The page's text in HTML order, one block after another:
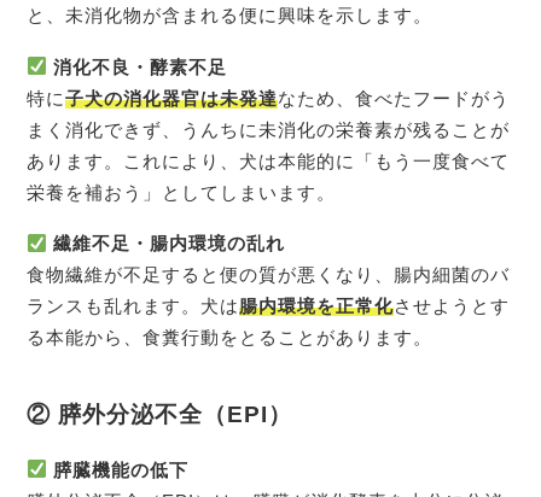
と、未消化物が含まれる便に興味を示します。
消化不良・酵素不足
特に子犬の消化器官は未発達なため、食べたフードがう
まく消化できず、うんちに未消化の栄養素が残ることが
あります。これにより、犬は本能的に「もう一度食べて
栄養を補おう」としてしまいます。
繊維不足・腸内環境の乱れ
食物繊維が不足すると便の質が悪くなり、腸内細菌のバ
ランスも乱れます。犬は腸内環境を正常化させようとす
る本能から、食糞行動をとることがあります。
② 膵外分泌不全（EPI）
膵臓機能の低下